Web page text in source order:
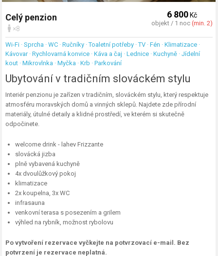
Celý penzion
×8
6 800Kč
objekt / 1 noc (min. 2)
Wi-Fi · Sprcha · WC · Ručníky · Toaletní potřeby · TV · Fén · Klimatizace ·
Kávovar · Rychlovarná konvice · Káva a čaj · Lednice · Kuchyně · Jídelní
kout · Mikrovlnka · Myčka · Krb · Parkování
Ubytování v tradičním slováckém stylu
Interiér penzionu je zařízen v tradičním, slováckém stylu, který respektuje
atmosféru moravských domů a vinných sklepů. Najdete zde přírodní
materiály, útulné detaily a klidné prostředí, ve kterém si skutečně
odpočinete.
welcome drink - lahev Frizzante
slovácká jizba
plně vybavená kuchyně
4x dvoulůžkový pokoj
klimatizace
2x koupelna, 3x WC
infrasauna
venkovní terasa s posezením a grilem
výhled na rybník, možnost rybolovu
Po vytvoření rezervace vyčkejte na potvrzovací e-mail. Bez
potvrzení je rezervace neplatná.